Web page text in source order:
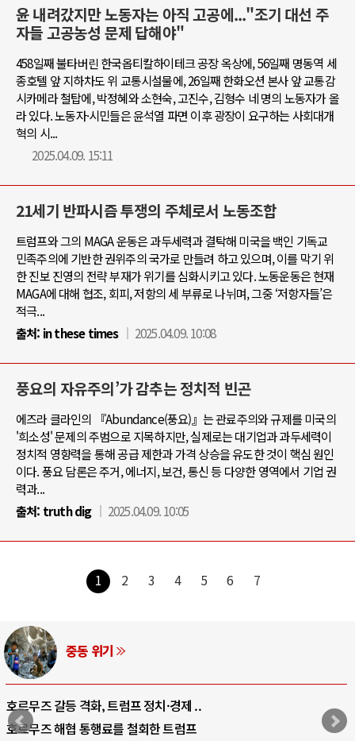
윤 내려갔지만 노동자는 아직 고공에..."조기 대선 주
자들 고공농성 문제 답해야"
458일째 불타버린 한국옵티칼하이테크 공장 옥상에, 56일째 명동역 세
종호텔 앞 지하차도 위 교통시설물에, 26일째 한화오션 본사 앞 교통감
시카메라 철탑에, 박정혜와 소현숙, 고진수, 김형수 네 명의 노동자가 올
라 있다. 노동자·시민들은 윤석열 파면 이후 광장이 요구하는 사회대개
혁의 시...
2025.04.09. 15:11
21세기 반파시즘 투쟁의 주체로서 노동조합
트럼프와 그의 MAGA 운동은 과두세력과 결탁해 미국을 백인 기독교
민족주의에 기반한 권위주의 국가로 만들려 하고 있으며, 이를 막기 위
한 진보 진영의 전략 부재가 위기를 심화시키고 있다. 노동운동은 현재
MAGA에 대해 협조, 회피, 저항의 세 부류로 나뉘며, 그중 ‘저항자들’은
적극...
출처: in these times 2025.04.09. 10:08
풍요의 자유주의’가 감추는 정치적 빈곤
에즈라 클라인의 『Abundance(풍요)』는 관료주의와 규제를 미국의
'희소성' 문제의 주범으로 지목하지만, 실제로는 대기업과 과두세력이
정치적 영향력을 통해 공급 제한과 가격 상승을 유도한 것이 핵심 원인
이다. 풍요 담론은 주거, 에너지, 보건, 통신 등 다양한 영역에서 기업 권
력과...
출처: truth dig 2025.04.09. 10:05
1 2 3 4 5 6 7
AI와 인간
중국 AI, 저가 공세로 글로벌 토큰 시..
AI 국부펀드 구상 놓고 미국 진보진영 ..